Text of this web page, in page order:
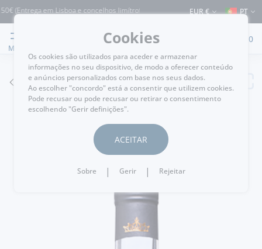
em Lisboa e concelhos limítrofes) ⚠️ Envios para Portugal e para o resto
EUR € PT
MENU
0
VOLTAR
Cookies
Os cookies são utilizados para aceder e armazenar
informações no seu dispositivo, de modo a oferecer conteúdo
e anúncios personalizados com base nos seus dados.
Ao escolher "concordo" está a consentir que utilizem cookies.
Pode recusar ou pode recusar ou retirar o consentimento
escolhendo "Gerir definições".
ACEITAR
Sobre | Gerir | Rejeitar